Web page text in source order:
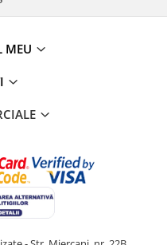
MEU